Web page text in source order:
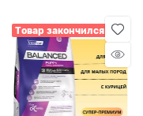
Товар закончился